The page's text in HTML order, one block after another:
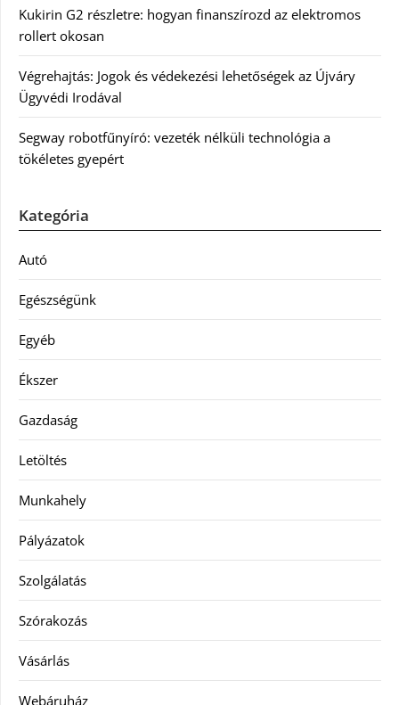
Kukirin G2 részletre: hogyan finanszírozd az elektromos
rollert okosan
Végrehajtás: Jogok és védekezési lehetőségek az Újváry
Ügyvédi Irodával
Segway robotfűnyíró: vezeték nélküli technológia a
tökéletes gyepért
Kategória
Autó
Egészségünk
Egyéb
Ékszer
Gazdaság
Letöltés
Munkahely
Pályázatok
Szolgálatás
Szórakozás
Vásárlás
Webáruház